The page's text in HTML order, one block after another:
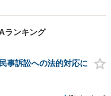
ランキング
事訴訟への法的対応に